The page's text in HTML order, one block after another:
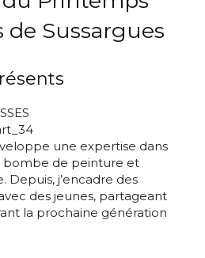
de Sussargues
une expertise dans
bombe de peinture et
Depuis, j’encadre des
des jeunes, partageant
la prochaine génération